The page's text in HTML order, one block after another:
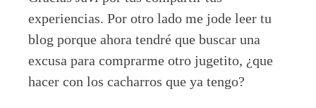
experiencias. Por otro lado me jode leer tu
blog porque ahora tendré que buscar una
excusa para comprarme otro jugetito, ¿que
hacer con los cacharros que ya tengo?